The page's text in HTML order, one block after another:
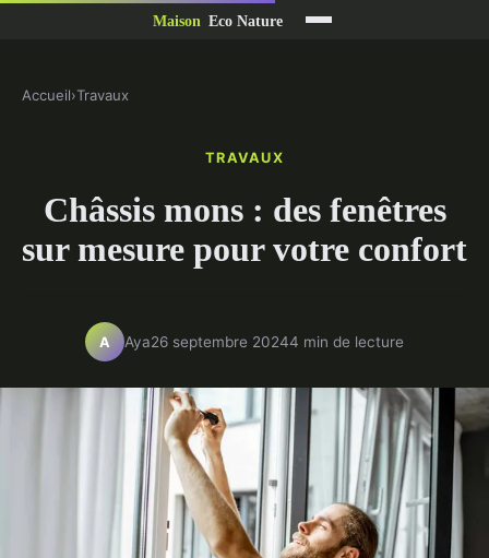
Accueil›Travaux
TRAVAUX
Châssis mons : des fenêtres
sur mesure pour votre confort
A Aya26 septembre 20244 min de lecture